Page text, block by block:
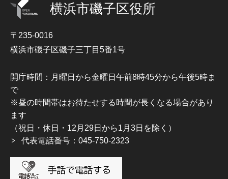
横浜市磯子区役所
〒235-0016
横浜市磯子区磯子三丁目5番1号
開庁時間：月曜日から金曜日午前8時45分から午後5時ま
で
※昼の時間帯はお待たせする時間が長くなる場合があり
ます
（祝日・休日・12月29日から1月3日を除く）
代表電話番号：045-750-2323